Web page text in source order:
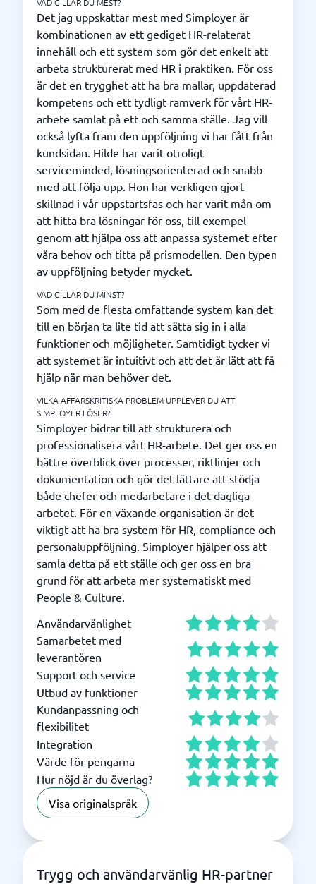
Det jag uppskattar mest med Simployer är
kombinationen av ett gediget HR-relaterat
innehåll och ett system som gör det enkelt att
arbeta strukturerat med HR i praktiken. För oss
är det en trygghet att ha bra mallar, uppdaterad
kompetens och ett tydligt ramverk för vårt HR-
arbete samlat på ett och samma ställe. Jag vill
också lyfta fram den uppföljning vi har fått från
kundsidan. Hilde har varit otroligt
serviceminded, lösningsorienterad och snabb
med att följa upp. Hon har verkligen gjort
skillnad i vår uppstartsfas och har varit mån om
att hitta bra lösningar för oss, till exempel
genom att hjälpa oss att anpassa systemet efter
våra behov och titta på prismodellen. Den typen
av uppföljning betyder mycket.
VAD GILLAR DU MINST?
Som med de flesta omfattande system kan det
till en början ta lite tid att sätta sig in i alla
funktioner och möjligheter. Samtidigt tycker vi
att systemet är intuitivt och att det är lätt att få
hjälp när man behöver det.
VILKA AFFÄRSKRITISKA PROBLEM UPPLEVER DU ATT
SIMPLOYER LÖSER?
Simployer bidrar till att strukturera och
professionalisera vårt HR-arbete. Det ger oss en
bättre överblick över processer, riktlinjer och
dokumentation och gör det lättare att stödja
både chefer och medarbetare i det dagliga
arbetet. För en växande organisation är det
viktigt att ha bra system för HR, compliance och
personaluppföljning. Simployer hjälper oss att
samla detta på ett ställe och ger oss en bra
grund för att arbeta mer systematiskt med
People & Culture.
Användarvänlighet
Samarbetet med
leverantören
Support och service
Utbud av funktioner
Kundanpassning och
flexibilitet
Integration
Värde för pengarna
Hur nöjd är du överlag?
Visa originalspråk
Trygg och användarvänlig HR-partner